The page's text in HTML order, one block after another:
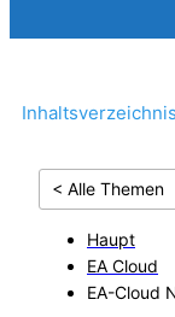
Inhaltsverzeichnis
< Alle Themen
Haupt
EA Cloud
EA-Cloud